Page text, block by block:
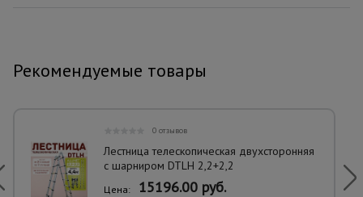
Рекомендуемые товары
0 отзывов
Лестница телескопическая двухсторонняя
с шарниром DTLH 2,2+2,2
Цена: 15196.00 руб.